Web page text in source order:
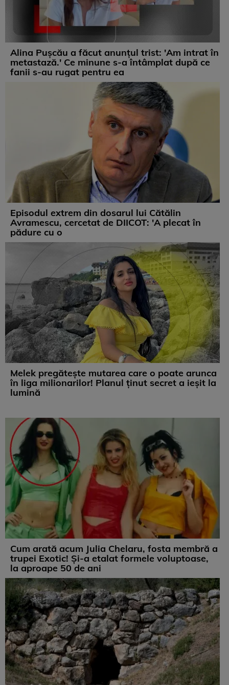
Alina Pușcău a făcut anunțul trist: 'Am intrat în
metastază.' Ce minune s-a întâmplat după ce
fanii s-au rugat pentru ea
Episodul extrem din dosarul lui Cătălin
Avramescu, cercetat de DIICOT: 'A plecat în
pădure cu o
Melek pregătește mutarea care o poate arunca
în liga milionarilor! Planul ținut secret a ieșit la
lumină
Cum arată acum Julia Chelaru, fosta membră a
trupei Exotic! Și-a etalat formele voluptoase,
la aproape 50 de ani